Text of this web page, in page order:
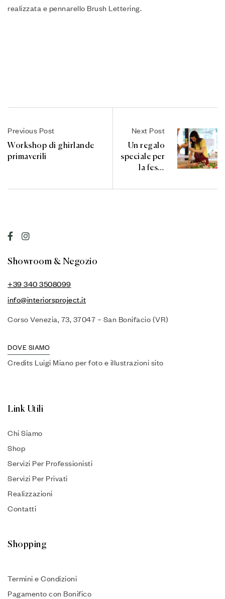
realizzata e pennarello Brush Lettering.
Previous Post
Workshop di ghirlande
primaverili
Next Post
Un regalo
speciale per
la festa
mamma con
Showroom & Negozio
+39 340 3508099
info@interiorsproject.it
Corso Venezia, 73, 37047 – San Bonifacio (VR)
DOVE SIAMO
Credits Luigi Miano per foto e illustrazioni sito
Link Utili
Chi Siamo
Shop
Servizi Per Professionisti
Servizi Per Privati
Realizzazioni
Contatti
Shopping
Termini e Condizioni
Pagamento con Bonifico